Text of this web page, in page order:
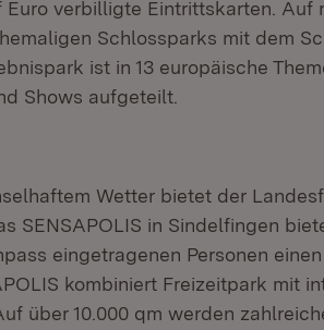
Euro verbilligte Eintrittskarten. Auf
Schlossparks mit dem
ist in 13 europäische
Shows aufgeteilt.
Wetter bietet der
SENSAPOLIS in Sindelfingen
eingetragenen Personen
kombiniert Freizeitpark mit
über 10.000 qm werden